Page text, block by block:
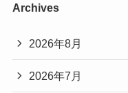
Archives
2026年8月
2026年7月